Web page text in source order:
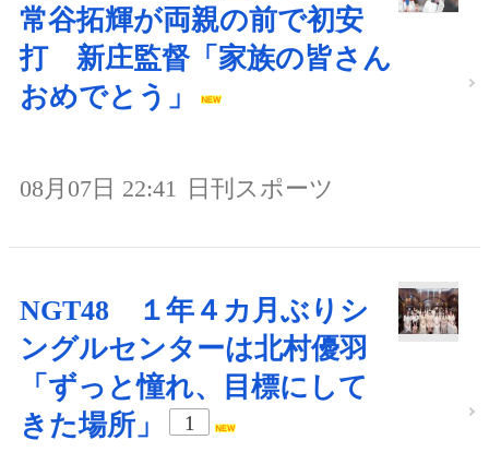
常谷拓輝が両親の前で初安
打 新庄監督「家族の皆さん
おめでとう」
08月07日 22:41 日刊スポーツ
NGT48 １年４カ月ぶりシ
ングルセンターは北村優羽
「ずっと憧れ、目標にして
きた場所」
1